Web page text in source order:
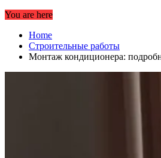
You are here
Home
Строительные работы
Монтаж кондиционера: